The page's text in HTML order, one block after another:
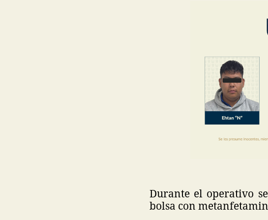
Durante el operativo
bolsa con